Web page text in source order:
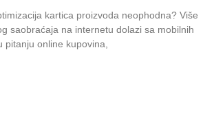
kartica proizvoda neophodna? Više
saobraćaja na internetu dolazi sa mobilnih
pitanju online kupovina,